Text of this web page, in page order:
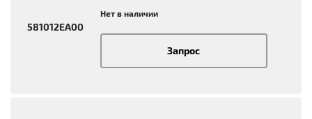
581012EA00
Нет в наличии
Запрос